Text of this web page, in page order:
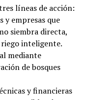
líneas de acción:
y empresas que
siembra directa,
inteligente.
mediante
de bosques
y financieras